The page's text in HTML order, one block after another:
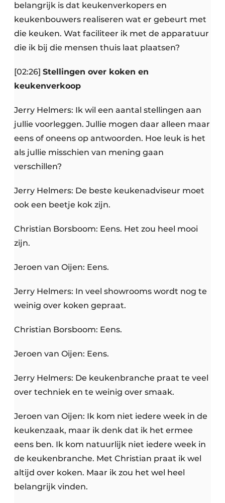
belangrijk is dat keukenverkopers en
keukenbouwers realiseren wat er gebeurt met
die keuken. Wat faciliteer ik met de apparatuur
die ik bij die mensen thuis laat plaatsen?
[02:26] Stellingen over koken en
keukenverkoop
Jerry Helmers: Ik wil een aantal stellingen aan
jullie voorleggen. Jullie mogen daar alleen maar
eens of oneens op antwoorden. Hoe leuk is het
als jullie misschien van mening gaan
verschillen?
Jerry Helmers: De beste keukenadviseur moet
ook een beetje kok zijn.
Christian Borsboom: Eens. Het zou heel mooi
zijn.
Jeroen van Oijen: Eens.
Jerry Helmers: In veel showrooms wordt nog te
weinig over koken gepraat.
Christian Borsboom: Eens.
Jeroen van Oijen: Eens.
Jerry Helmers: De keukenbranche praat te veel
over techniek en te weinig over smaak.
Jeroen van Oijen: Ik kom niet iedere week in de
keukenzaak, maar ik denk dat ik het ermee
eens ben. Ik kom natuurlijk niet iedere week in
de keukenbranche. Met Christian praat ik wel
altijd over koken. Maar ik zou het wel heel
belangrijk vinden.